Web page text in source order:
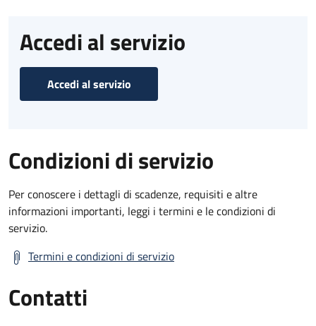
Accedi al servizio
Accedi al servizio
Condizioni di servizio
Per conoscere i dettagli di scadenze, requisiti e altre
informazioni importanti, leggi i termini e le condizioni di
servizio.
Termini e condizioni di servizio
Contatti